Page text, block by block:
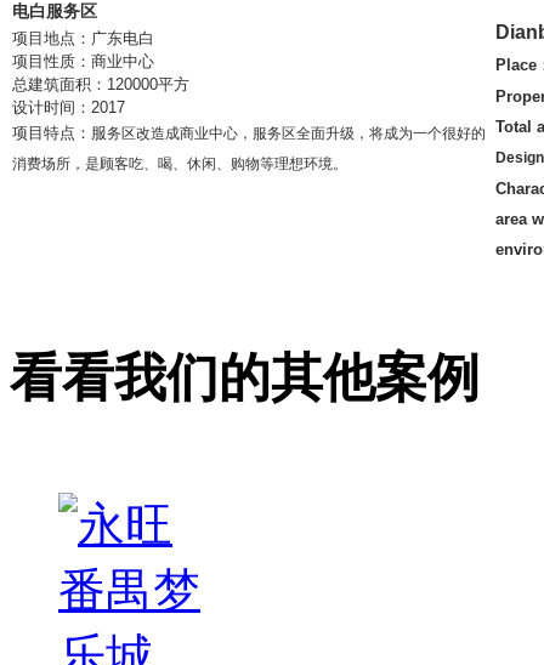
电白服务区
项目地点：广东电白
项目性质：商业中心
总建筑面积：120000平方
设计时间：2017
项目特点： 服务区改造成商业中心 ，服务区全面升级，将成为一个很好的
消费场所，是顾客吃、喝、休闲、购物等理想环境。
Place
Total
area
看看我们的其他案例